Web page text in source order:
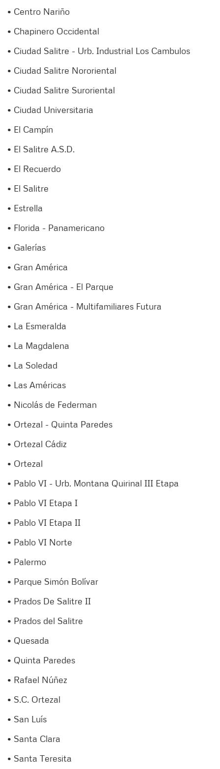
• Centro Nariño
• Chapinero Occidental
• Ciudad Salitre - Urb. Industrial Los Cambulos
• Ciudad Salitre Nororiental
• Ciudad Salitre Suroriental
• Ciudad Universitaria
• El Campín
• El Salitre A.S.D.
• El Recuerdo
• El Salitre
• Estrella
• Florida - Panamericano
• Galerías
• Gran América
• Gran América - El Parque
• Gran América - Multifamiliares Futura
• La Esmeralda
• La Magdalena
• La Soledad
• Las Américas
• Nicolás de Federman
• Ortezal - Quinta Paredes
• Ortezal Cádiz
• Ortezal
• Pablo VI - Urb. Montana Quirinal III Etapa
• Pablo VI Etapa I
• Pablo VI Etapa II
• Pablo VI Norte
• Palermo
• Parque Simón Bolívar
• Prados De Salitre II
• Prados del Salitre
• Quesada
• Quinta Paredes
• Rafael Núñez
• S.C. Ortezal
• San Luís
• Santa Clara
• Santa Teresita